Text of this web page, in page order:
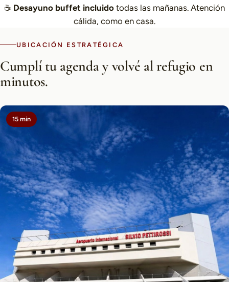
☕ Desayuno buffet incluido todas las mañanas. Atención
cálida, como en casa.
UBICACIÓN ESTRATÉGICA
Cumplí tu agenda y volvé al refugio en
minutos.
15 min